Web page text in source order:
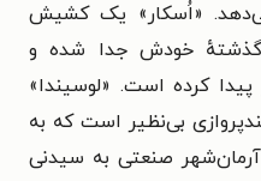
«اُسکار» یک کشیش
خودش جدا شده و
پیدا کرده است. «لوسیندا»
بی‌نظیر است که به
صنعتی به سیدنی